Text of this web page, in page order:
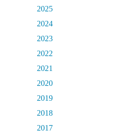
2025
2024
2023
2022
2021
2020
2019
2018
2017